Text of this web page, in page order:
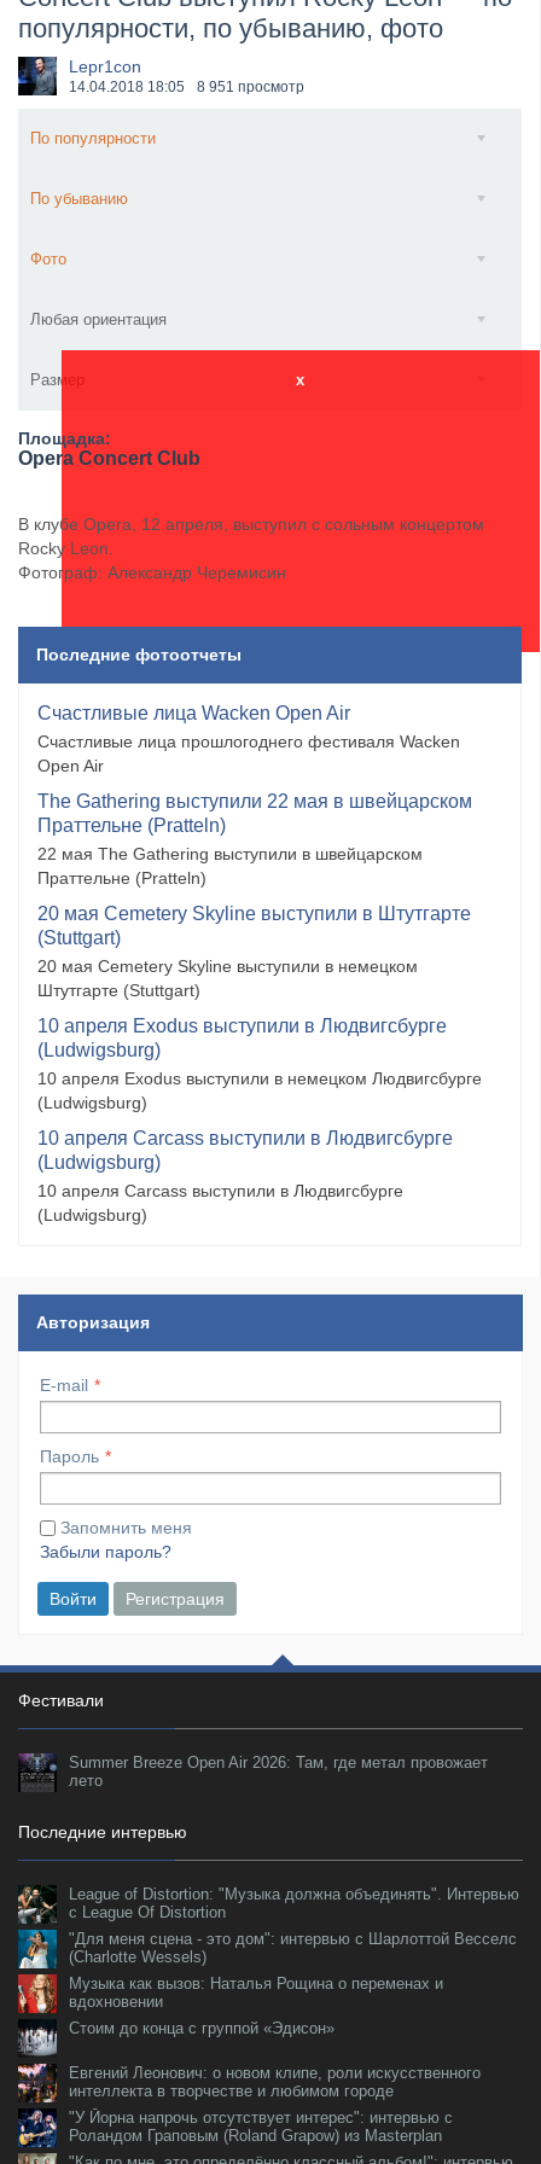
​Anthrax выпустили новый сингл и клип «Everybod...
популярности, по убыванию, фото
Lepr1con
14.04.2018 18:05 8 951 просмотр
По популярности
По убыванию
Фото
Любая ориентация
Размер x
Площадка:
Opera Concert Club
В клубе Opera, 12 апреля, выступил с сольным концертом
Rocky Leon.
Фотограф: Александр Черемисин
Последние фотоотчеты
Счастливые лица Wacken Open Air
Счастливые лица прошлогоднего фестиваля Wacken
Open Air
The Gathering выступили 22 мая в швейцарском
Праттельне (Pratteln)
22 мая The Gathering выступили в швейцарском
Праттельне (Pratteln)
20 мая Cemetery Skyline выступили в Штутгарте
(Stuttgart)
20 мая Cemetery Skyline выступили в немецком
Штутгарте (Stuttgart)
10 апреля Exodus выступили в Людвигсбурге
(Ludwigsburg)
10 апреля Exodus выступили в немецком Людвигсбурге
(Ludwigsburg)
10 апреля Carcass выступили в Людвигсбурге
(Ludwigsburg)
10 апреля Carcass выступили в Людвигсбурге
(Ludwigsburg)
Авторизация
E-mail
Пароль
Запомнить меня
Забыли пароль?
Войти Регистрация
Фестивали
Summer Breeze Open Air 2026: Там, где метал провожает
лето
Последние интервью
League of Distortion: "Музыка должна объединять". Интервью
с League Of Distortion
"Для меня сцена - это дом": интервью с Шарлоттой Весселс
(Charlotte Wessels)
Музыка как вызов: Наталья Рощина о переменах и
вдохновении
Стоим до конца с группой «Эдисон»
Евгений Леонович: о новом клипе, роли искусственного
интеллекта в творчестве и любимом городе
"У Йорна напрочь отсутствует интерес": интервью с
Роландом Граповым (Roland Grapow) из Masterplan